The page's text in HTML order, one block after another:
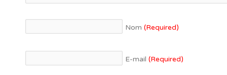
Nom (Required)
E-mail (Required)